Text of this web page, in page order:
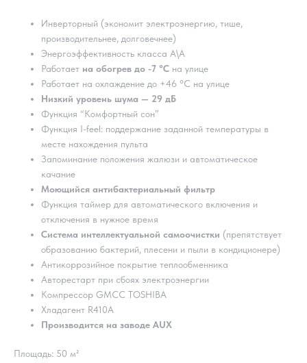
Инверторный (экономит электроэнергию, тише,
производительнее, долговечнее)
Энергоэффективность класса A\А
Работает на обогрев до -7 °C на улице
Работает на охлаждение до +46 °C на улице
Низкий уровень шума — 29 дБ
Функция “Комфортный сон”
Функция I-feel: поддержание заданной температуры в
месте нахождения пульта
Запоминание положения жалюзи и автоматическое
качание
Моющийся антибактериальный фильтр
Функция таймер для автоматического включения и
отключения в нужное время
Система интеллектуальной самоочистки (препятствует
образованию бактерий, плесени и пыли в кондиционере)
Антикоррозийное покрытие теплообменника
Авторестарт при сбоях электроэнергии
Компрессор GMCC TOSHIBA
Хладагент R410A
Производится на заводе AUX
Площадь: 50 м²